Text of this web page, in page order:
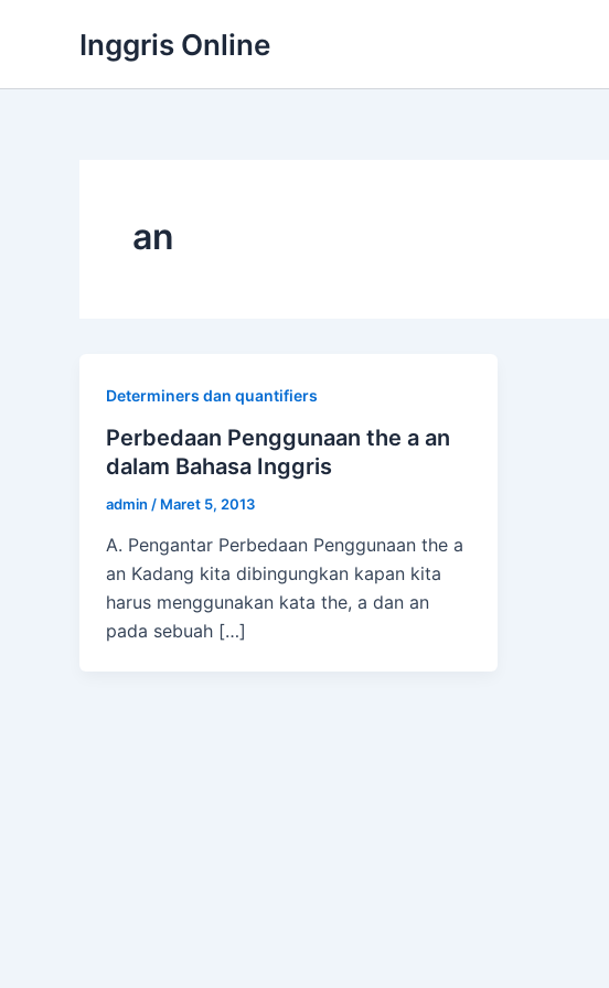
Inggris Online
an
Determiners dan quantifiers
Perbedaan Penggunaan the a an
dalam Bahasa Inggris
admin / Maret 5, 2013
A. Pengantar Perbedaan Penggunaan the a
an Kadang kita dibingungkan kapan kita
harus menggunakan kata the, a dan an
pada sebuah […]